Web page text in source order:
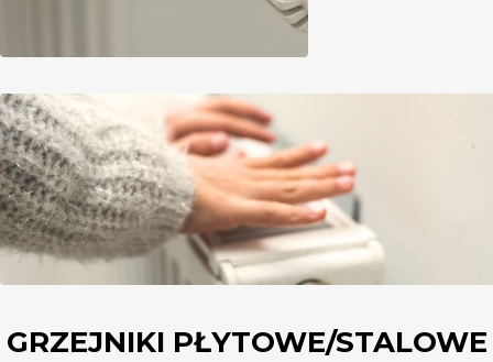
GRZEJNIKI PŁYTOWE/STALOWE